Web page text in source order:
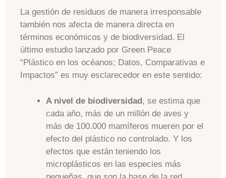
La gestión de residuos de manera irresponsable
también nos afecta de manera directa en
términos económicos y de biodiversidad. El
último estudio lanzado por Green Peace
“Plástico en los océanos; Datos, Comparativas e
Impactos” es muy esclarecedor en este sentido:
A nivel de biodiversidad, se estima que
cada año, más de un millón de aves y
más de 100.000 mamíferos mueren por el
efecto del plástico no controlado. Y los
efectos que están teniendo los
microplásticos en las especies más